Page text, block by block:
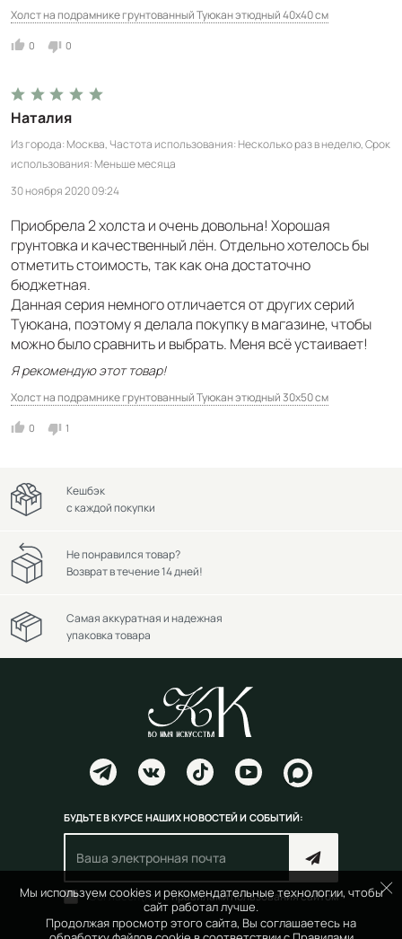
Холст на подрамнике грунтованный Туюкан этюдный 40x40 см
0 0
Наталия
Из города Москва Частота использования Несколько раз в неделю Срок
использования Меньше месяца
30 ноября 2020 09:24
Приобрела 2 холста и очень довольна! Хорошая
грунтовка и качественный лён. Отдельно хотелось бы
отметить стоимость, так как она достаточно
бюджетная.
Данная серия немного отличается от других серий
Туюкана, поэтому я делала покупку в магазине, чтобы
можно было сравнить и выбрать. Меня всё устаивает!
Я рекомендую этот товар!
Холст на подрамнике грунтованный Туюкан этюдный 30x50 см
0 1
Мы используем cookies и рекомендательные технологии, чтобы
сайт работал лучше.
Продолжая просмотр этого сайта, Вы соглашаетесь на
Кешбэк
с каждой покупки
Не понравился товар?
Возврат в течение 14 дней!
Самая аккуратная и надежная
упаковка товара
БУДЬТЕ В КУРСЕ НАШИХ НОВОСТЕЙ И СОБЫТИЙ:
Согласен(на) справилами пользования сайтом